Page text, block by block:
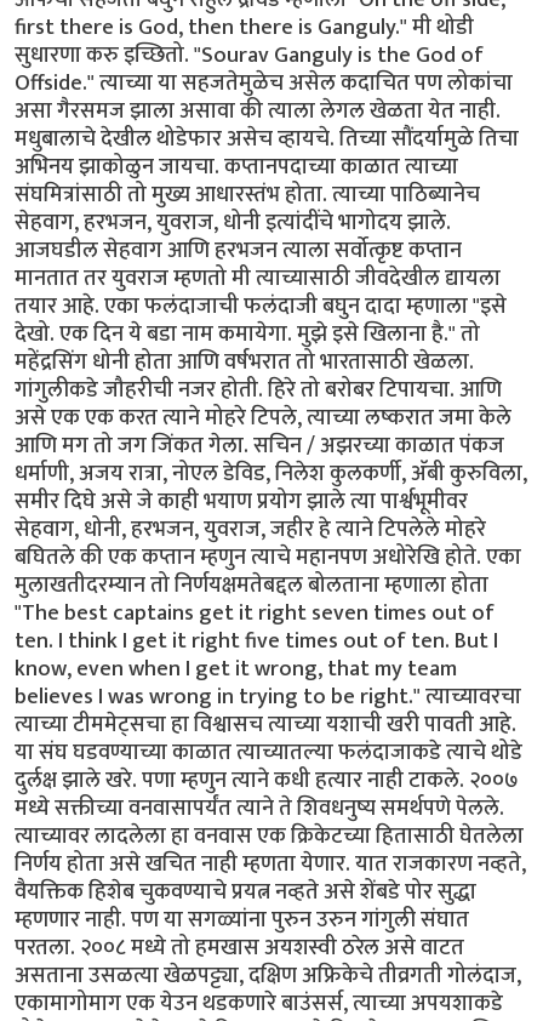
first there is God, then there is Ganguly." मी थोडी
सुधारणा करु इच्छितो. "Sourav Ganguly is the God of
Offside." त्याच्या या सहजतेमुळेच असेल कदाचित पण लोकांचा
असा गैरसमज झाला असावा की त्याला लेगल खेळता येत नाही.
मधुबालाचे देखील थोडेफार असेच व्हायचे. तिच्या सौंदर्यामुळे तिचा
अभिनय झाकोळुन जायचा. कप्तानपदाच्या काळात त्याच्या
संघमित्रांसाठी तो मुख्य आधारस्तंभ होता. त्याच्या पाठिब्यानेच
सेहवाग, हरभजन, युवराज, धोनी इत्यांदींचे भागोदय झाले.
आजघडील सेहवाग आणि हरभजन त्याला सर्वोत्कृष्ट कप्तान
मानतात तर युवराज म्हणतो मी त्याच्यासाठी जीवदेखील द्यायला
तयार आहे. एका फलंदाजाची फलंदाजी बघुन दादा म्हणाला "इसे
देखो. एक दिन ये बडा नाम कमायेगा. मुझे इसे खिलाना है." तो
महेंद्रसिंग धोनी होता आणि वर्षभरात तो भारतासाठी खेळला.
गांगुलीकडे जौहरीची नजर होती. हिरे तो बरोबर टिपायचा. आणि
असे एक एक करत त्याने मोहरे टिपले, त्याच्या लष्करात जमा केले
आणि मग तो जग जिंकत गेला. सचिन / अझरच्या काळात पंकज
धर्माणी, अजय रात्रा, नोएल डेविड, निलेश कुलकर्णी, अ‍ॅबी कुरुविला,
समीर दिघे असे जे काही भयाण प्रयोग झाले त्या पार्श्वभूमीवर
सेहवाग, धोनी, हरभजन, युवराज, जहीर हे त्याने टिपलेले मोहरे
बघितले की एक कप्तान म्हणुन त्याचे महानपण अधोरेखि होते. एका
मुलाखतीदरम्यान तो निर्णयक्षमतेबद्दल बोलताना म्हणाला होता
"The best captains get it right seven times out of
ten. I think I get it right five times out of ten. But I
know, even when I get it wrong, that my team
believes I was wrong in trying to be right." त्याच्यावरचा
त्याच्या टीममेट्सचा हा विश्वासच त्याच्या यशाची खरी पावती आहे.
या संघ घडवण्याच्या काळात त्याच्यातल्या फलंदाजाकडे त्याचे थोडे
दुर्लक्ष झाले खरे. पणा म्हणुन त्याने कधी हत्यार नाही टाकले. २००७
मध्ये सक्तीच्या वनवासापर्यंत त्याने ते शिवधनुष्य समर्थपणे पेलले.
त्याच्यावर लादलेला हा वनवास एक क्रिकेटच्या हितासाठी घेतलेला
निर्णय होता असे खचित नाही म्हणता येणार. यात राजकारण नव्हते,
वैयक्तिक हिशेब चुकवण्याचे प्रयत्न नव्हते असे शेंबडे पोर सुद्धा
म्हणणार नाही. पण या सगळ्यांना पुरुन उरुन गांगुली संघात
परतला. २००८ मध्ये तो हमखास अयशस्वी ठरेल असे वाटत
असताना उसळत्या खेळपट्ट्या, दक्षिण अफ्रिकेचे तीव्रगती गोलंदाज,
एकामागोमाग एक येउन थडकणारे बाउंसर्स, त्याच्या अपयशाकडे